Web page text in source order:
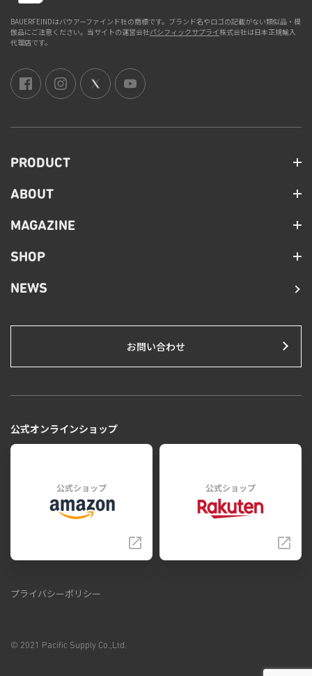
BAUERFEINDはバウアーファインド社の商標です。ブランド名やロゴの記載がない類似品・模
倣品にご注意ください。当サイトの運営会社パシフィックサプライ株式会社は日本正規輸入
代理店です。
PRODUCT
ABOUT
MAGAZINE
SHOP
NEWS
お問い合わせ
公式オンラインショップ
公式ショップ 公式ショップ
プライバシーポリシー
© 2021 Pacific Supply Co.,Ltd.